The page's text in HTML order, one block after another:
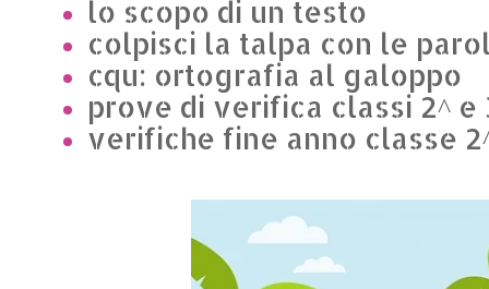
lo scopo di un testo
colpisci la talpa con le
cqu: ortografia al galoppo
prove di verifica classi 2^ e
verifiche fine anno classe